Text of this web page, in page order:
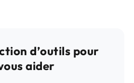
d’outils pour
aider